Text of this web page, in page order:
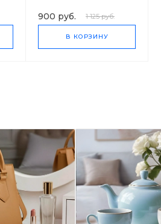
900 руб. 1 125 руб.
В КОРЗИНУ